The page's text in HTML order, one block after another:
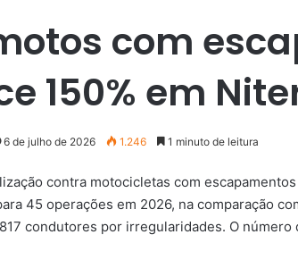
com
150% em
6 de julho de 2026 1.246 1 minuto de leitura
contra motocicletas com
45 operações em 2026, na comparação
condutores por irregularidades. O número